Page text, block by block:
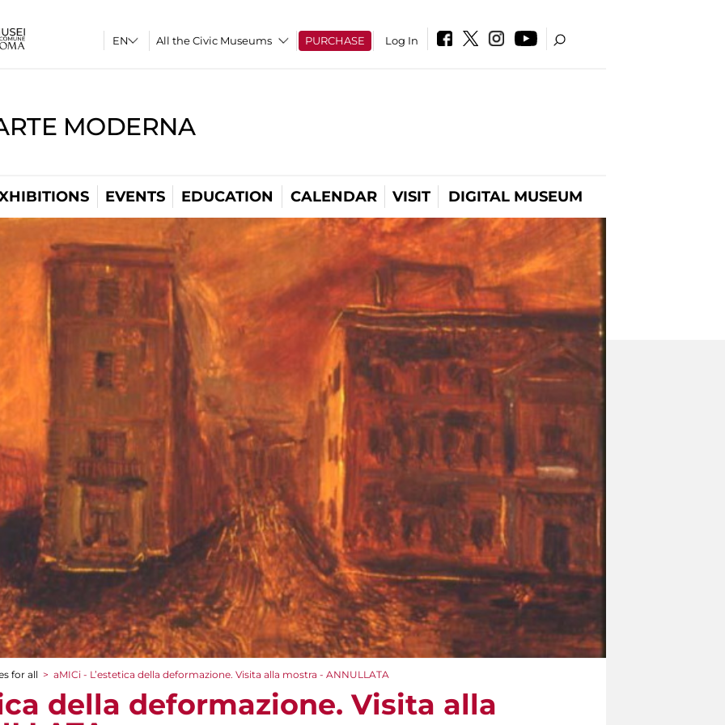
All the Civic Museums PURCHASE Log In
MODERNA
EVENTS EDUCATION CALENDAR VISIT DIGITAL MUSEUM
for all > aMICi - L’estetica della deformazione. Visita alla mostra - ANNULLATA
della deformazione. Visita alla